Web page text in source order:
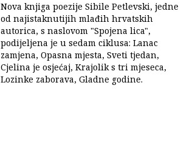
Nova knjiga poezije Sibile Petlevski, jedne
od najistaknutijih mlađih hrvatskih
autorica, s naslovom "Spojena lica",
podijeljena je u sedam ciklusa: Lanac
zamjena, Opasna mjesta, Sveti tjedan,
Cjelina je osjećaj, Krajolik s tri mjeseca,
Lozinke zaborava, Gladne godine.